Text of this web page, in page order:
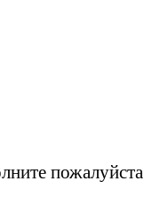
пожалуйста